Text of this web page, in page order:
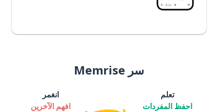
سر Memrise
تعلم
احفظ المفردات
انغمر
افهم الآخرين